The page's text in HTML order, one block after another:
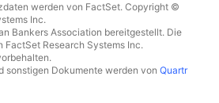
werden von FactSet. Copyright ©
Inc.
Bankers Association bereitgestellt. Die
Research Systems Inc.
sonstigen Dokumente werden von Quartr